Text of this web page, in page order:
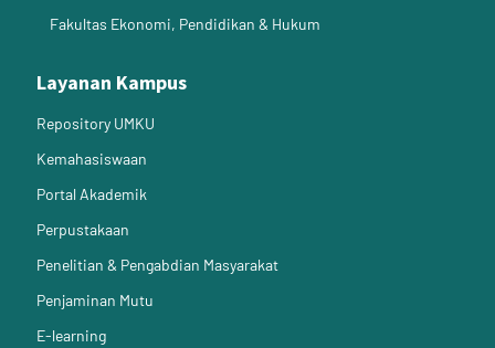
Fakultas Ekonomi, Pendidikan & Hukum
Layanan Kampus
Repository UMKU
Kemahasiswaan
Portal Akademik
Perpustakaan
Penelitian & Pengabdian Masyarakat
Penjaminan Mutu
E-learning